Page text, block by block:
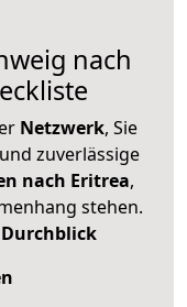
nach
Netzwerk, Sie
zuverlässige
nach Eritrea,
stehen.